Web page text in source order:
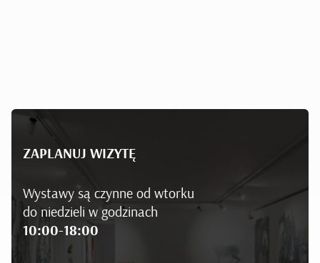
ZAPLANUJ WIZYTĘ
Wystawy są czynne od wtorku
do niedzieli w godzinach
10:00-18:00